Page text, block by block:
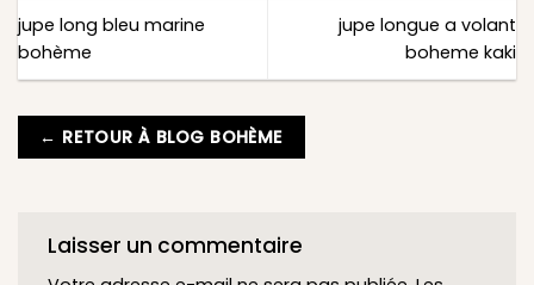
jupe long bleu marine
bohème
jupe longue a volant
boheme kaki
← RETOUR À BLOG BOHÈME
Laisser un commentaire